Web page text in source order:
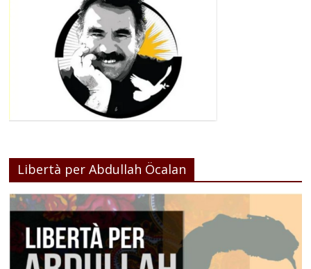
Libertà per Abdullah Öcalan